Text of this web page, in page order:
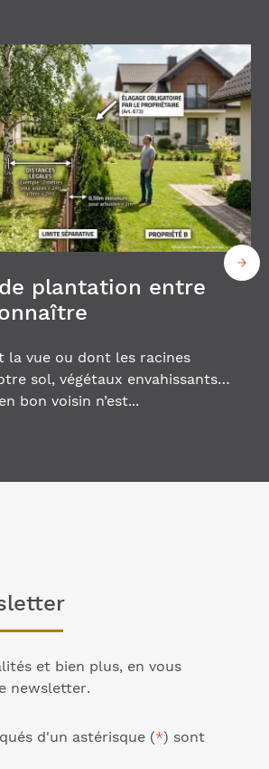
plantation entre
la vue ou dont les racines
sol, végétaux envahissants…
bon voisin n’est...
et bien plus, en vous
newsletter.
d'un astérisque (*) sont